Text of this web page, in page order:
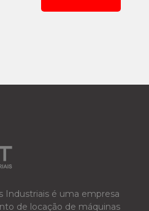
Industriais é uma empresa
de locação de máquinas